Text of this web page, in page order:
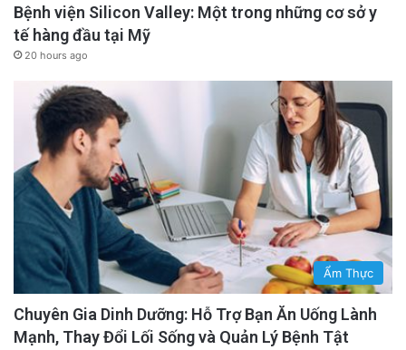
Bệnh viện Silicon Valley: Một trong những cơ sở y
tế hàng đầu tại Mỹ
20 hours ago
Ẩm Thực
Chuyên Gia Dinh Dưỡng: Hỗ Trợ Bạn Ăn Uống Lành
Mạnh, Thay Đổi Lối Sống và Quản Lý Bệnh Tật